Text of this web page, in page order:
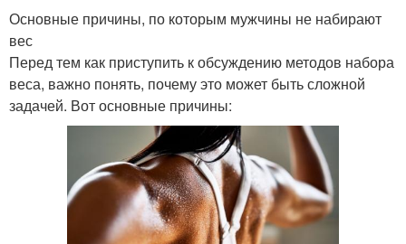
Основные причины, по которым мужчины не набирают
вес
Перед тем как приступить к обсуждению методов набора
веса, важно понять, почему это может быть сложной
задачей. Вот основные причины: